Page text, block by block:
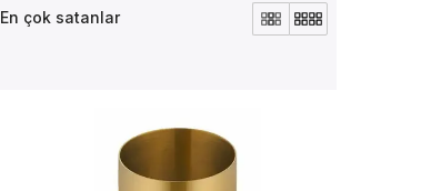
En çok satanlar